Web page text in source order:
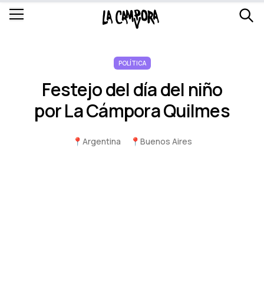
POLÍTICA
Festejo del dí­a del niño
por La Cámpora Quilmes
📍 Argentina 📍 Buenos Aires